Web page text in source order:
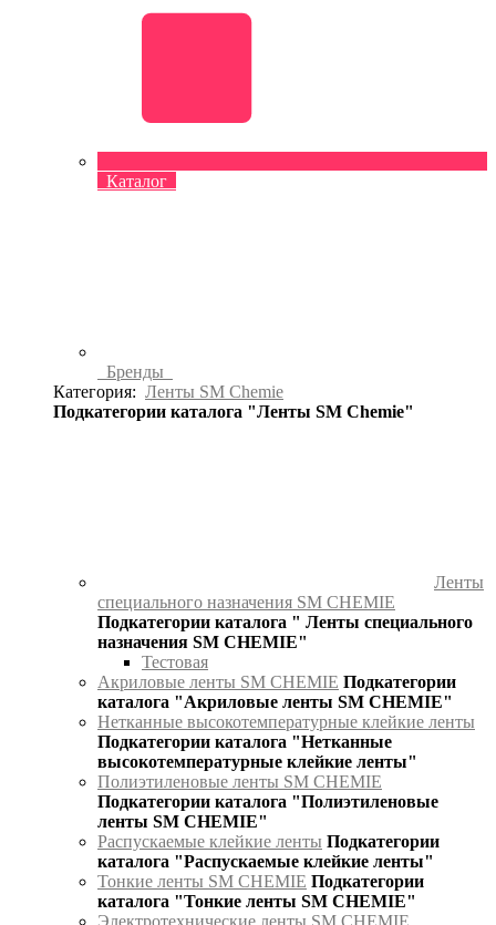
Каталог
Бренды
Категория: Ленты SM Chemie
Подкатегории каталога "Ленты SM Chemie"
Ленты
специального назначения SM CHEMIE
Подкатегории каталога " Ленты специального
назначения SM CHEMIE"
Тестовая
Акриловые ленты SM CHEMIE Подкатегории
каталога "Акриловые ленты SM CHEMIE"
Нетканные высокотемпературные клейкие ленты
Подкатегории каталога "Нетканные
высокотемпературные клейкие ленты"
Полиэтиленовые ленты SM CHEMIE
Подкатегории каталога "Полиэтиленовые
ленты SM CHEMIE"
Распускаемые клейкие ленты Подкатегории
каталога "Распускаемые клейкие ленты"
Тонкие ленты SM CHEMIE Подкатегории
каталога "Тонкие ленты SM CHEMIE"
Электротехнические ленты SM CHEMIE